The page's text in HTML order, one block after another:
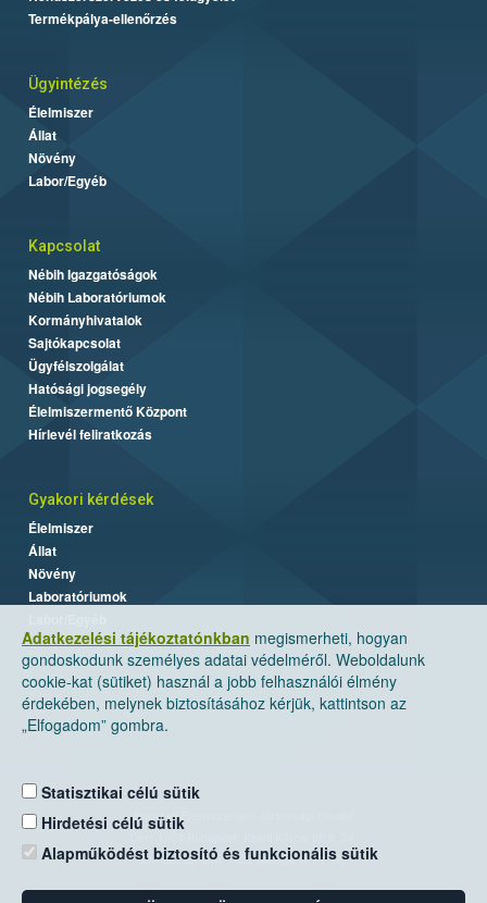
Adatkezelési tájékoztatónkban megismerheti, hogyan
gondoskodunk személyes adatai védelméről. Weboldalunk
cookie-kat (sütiket) használ a jobb felhasználói élmény
érdekében, melynek biztosításához kérjük, kattintson az
„Elfogadom” gombra.
Statisztikai célú sütik
Hirdetési célú sütik
Alapműködést biztosító és funkcionális sütik
Termékpálya-ellenőrzés
Ügyintézés
Élelmiszer
Állat
Növény
Labor/Egyéb
Kapcsolat
Nébih Igazgatóságok
Nébih Laboratóriumok
Kormányhivatalok
Sajtókapcsolat
Ügyfélszolgálat
Hatósági jogsegély
Élelmiszermentő Központ
Hírlevél feliratkozás
Gyakori kérdések
Élelmiszer
Állat
Növény
Laboratóriumok
Nemzeti Élelmiszerlánc-biztonsági Hivatal
Levelezési cím: 1525 Budapest. Pf. 30.